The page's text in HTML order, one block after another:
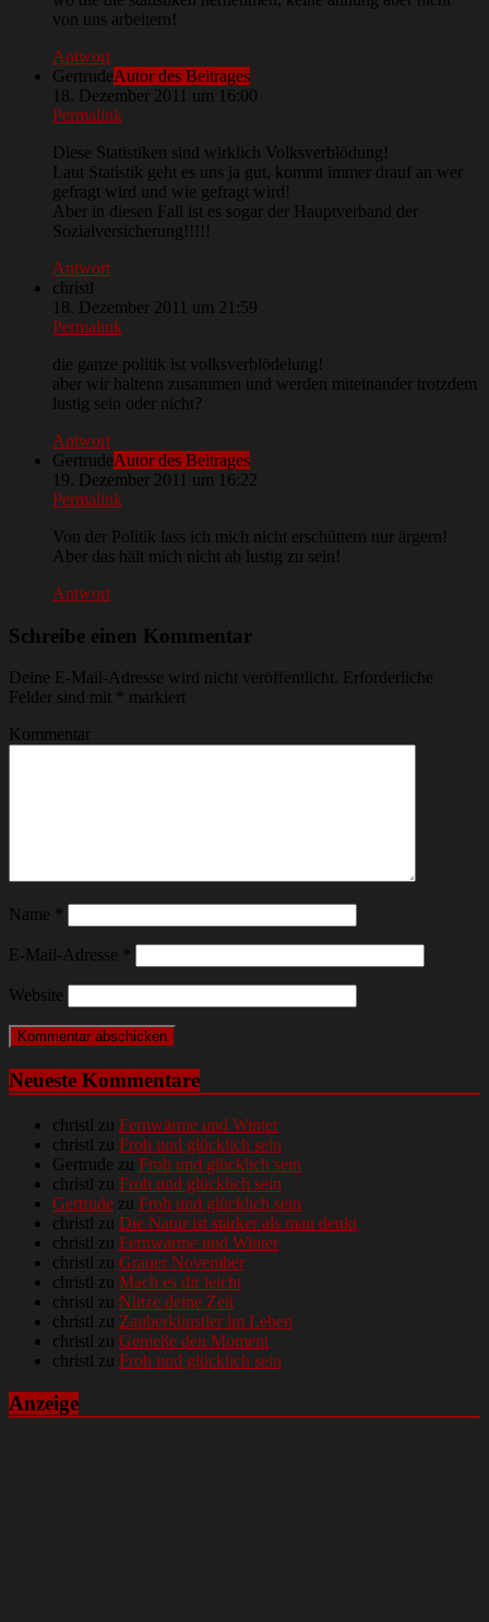
von uns arbeitern!
Antwort
GertrudeAutor des Beitrages
18. Dezember 2011 um 16:00
Permalink
Diese Statistiken sind wirklich Volksverblödung!
Laut Statistik geht es uns ja gut, kommt immer drauf an wer
gefragt wird und wie gefragt wird!
Aber in diesen Fall ist es sogar der Hauptverband der
Sozialversicherung!!!!!
Antwort
christl
18. Dezember 2011 um 21:59
Permalink
die ganze politik ist volksverblödelung!
aber wir haltenn zusammen und werden miteinander trotzdem
lustig sein oder nicht?
Antwort
GertrudeAutor des Beitrages
19. Dezember 2011 um 16:22
Permalink
Von der Politik lass ich mich nicht erschüttern nur ärgern!
Aber das hält mich nicht ab lustig zu sein!
Antwort
Schreibe einen Kommentar
Deine E-Mail-Adresse wird nicht veröffentlicht.
Erforderliche
Felder sind mit
markiert
Kommentar
Name
E-Mail-Adresse
Website
Neueste Kommentare
christl zu Fernwärme und Winter
christl zu Froh und glücklich sein
Gertrude zu Froh und glücklich sein
christl zu Froh und glücklich sein
Gertrude zu Froh und glücklich sein
christl zu Die Natur ist stärker als man denkt
christl zu Fernwärme und Winter
christl zu Grauer November
christl zu Mach es dir leicht
christl zu Nütze deine Zeit
christl zu Zauberkünstler im Leben
christl zu Genieße den Moment
christl zu Froh und glücklich sein
Anzeige